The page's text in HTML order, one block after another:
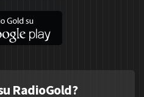
RadioGold?